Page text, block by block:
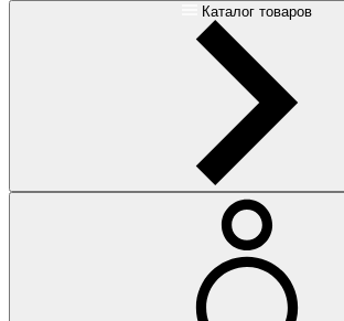
Каталог товаров